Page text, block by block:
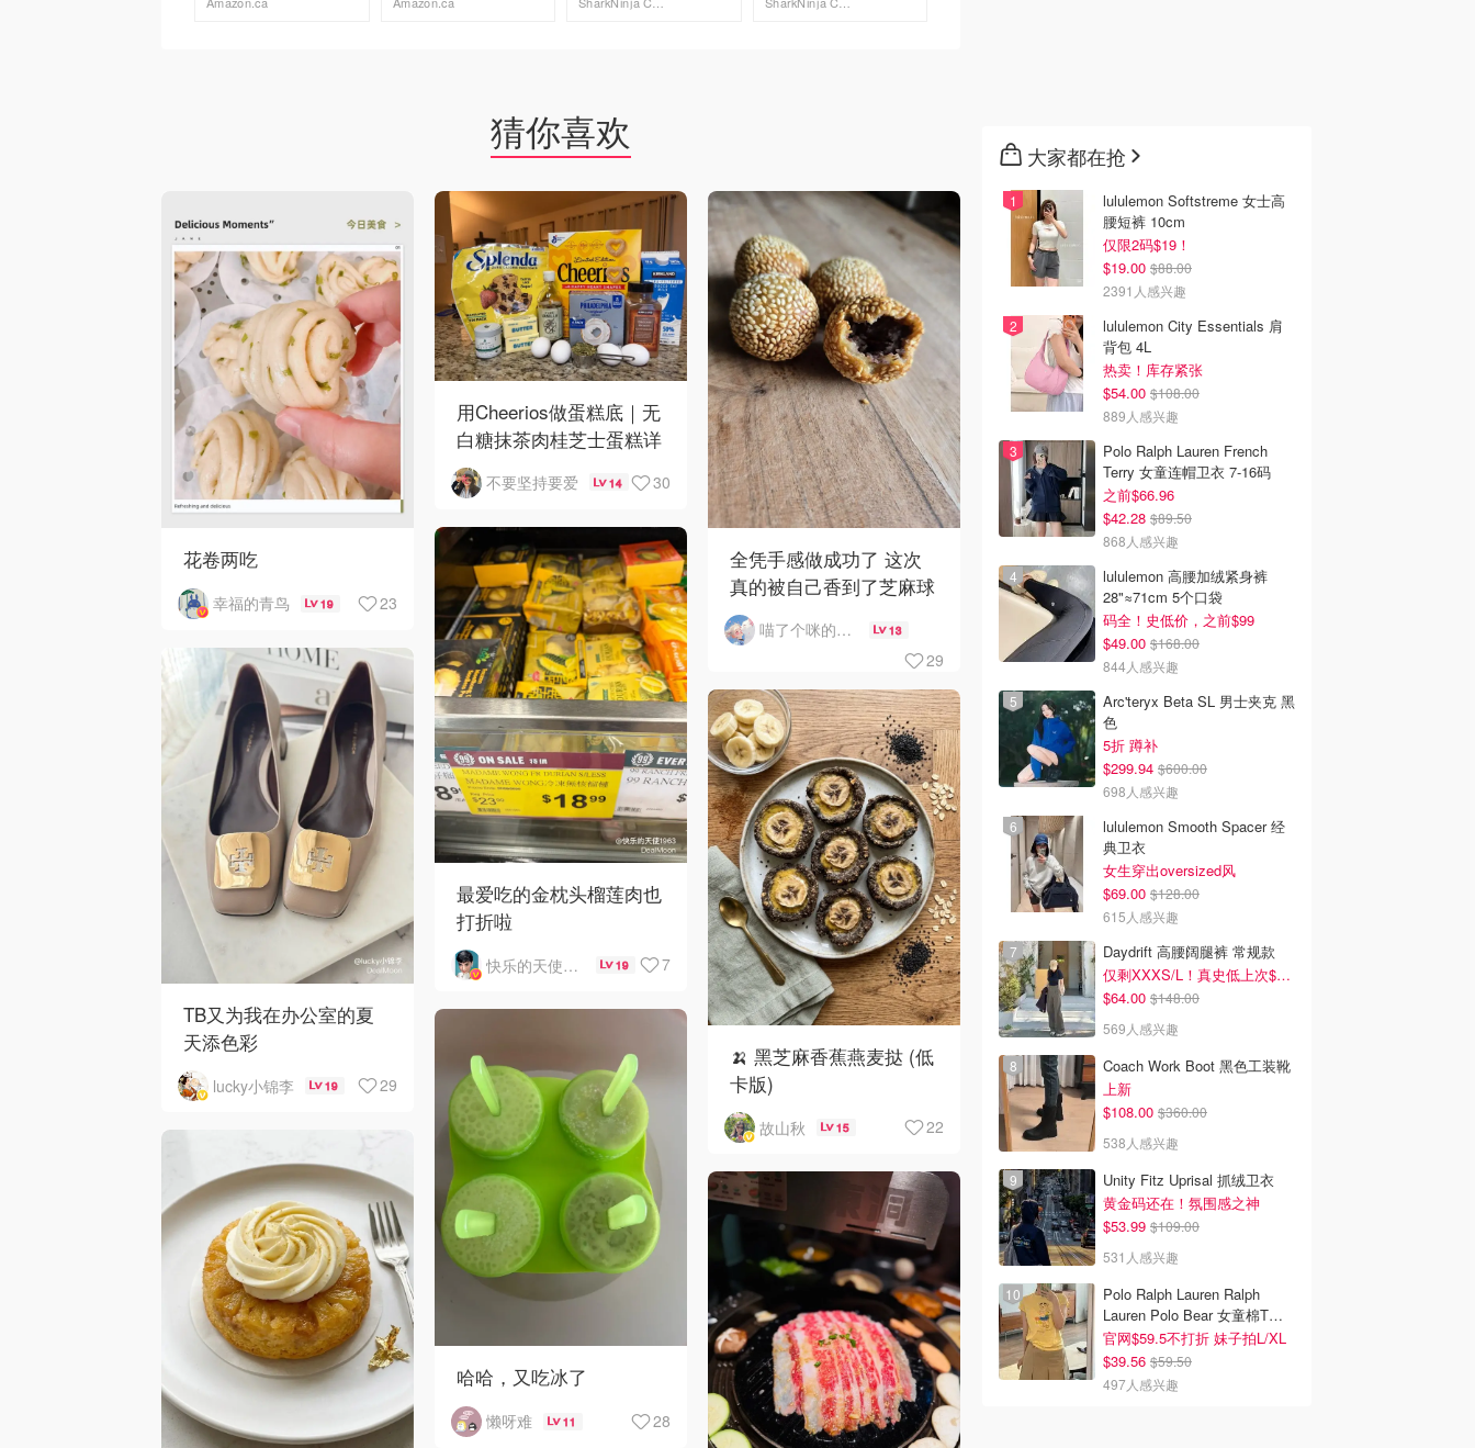
猜你喜欢
花卷两吃
幸福的青鸟 19 23
用Cheerios做蛋糕底｜无
白糖抹茶肉桂芝士蛋糕详
细做法
不要坚持要爱 14 30
全凭手感做成功了 这次
真的被自己香到了芝麻球
驴打滚一次拿下
喵了个咪的卡哇伊 13
29
最爱吃的金枕头榴莲肉也
打折啦
快乐的天使1963 19 7
TB又为我在办公室的夏
天添色彩
lucky小锦李 19 29
🍌 黑芝麻香蕉燕麦挞 (低
卡版)
故山秋 15 22
哈哈，又吃冰了
懒呀难 11 28
大家都在抢
lululemon Softstreme 女士高
腰短裤 10cm
仅限2码$19！
$19.00 $88.00
2391人感兴趣
lululemon City Essentials 肩
背包 4L
热卖！库存紧张
$54.00 $108.00
889人感兴趣
Polo Ralph Lauren French
Terry 女童连帽卫衣 7-16码
之前$66.96
$42.28 $89.50
868人感兴趣
lululemon 高腰加绒紧身裤
28"≈71cm 5个口袋
码全！史低价，之前$99
$49.00 $168.00
844人感兴趣
Arc'teryx Beta SL 男士夹克 黑
色
5折 蹲补
$299.94 $600.00
698人感兴趣
lululemon Smooth Spacer 经
典卫衣
女生穿出oversized风
$69.00 $128.00
615人感兴趣
Daydrift 高腰阔腿裤 常规款
仅剩XXXS/L！真史低上次$114
$64.00 $148.00
569人感兴趣
Coach Work Boot 黑色工装靴
上新
$108.00 $360.00
538人感兴趣
Unity Fitz Uprisal 抓绒卫衣
黄金码还在！氛围感之神
$53.99 $109.00
531人感兴趣
Polo Ralph Lauren Ralph
Lauren Polo Bear 女童棉T恤
染色 1件
官网$59.5不打折 妹子拍L/XL
$39.56 $59.50
497人感兴趣